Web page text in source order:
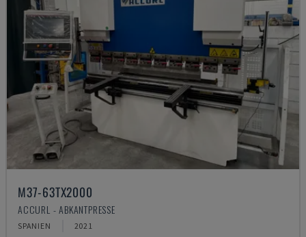
M37-63TX2000
ACCURL - ABKANTPRESSE
SPANIEN 2021